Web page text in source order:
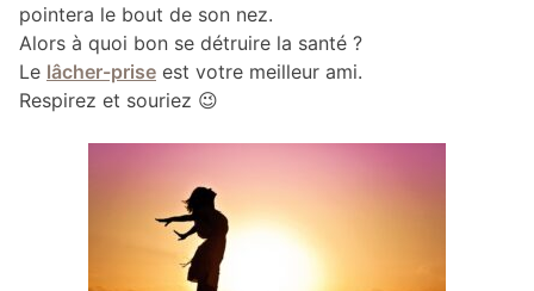
pointera le bout de son nez.
Alors à quoi bon se détruire la santé ?
Le lâcher-prise est votre meilleur ami.
Respirez et souriez 😉